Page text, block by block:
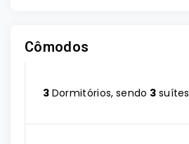
Cômodos
3 Dormitórios, sendo 3 suítes